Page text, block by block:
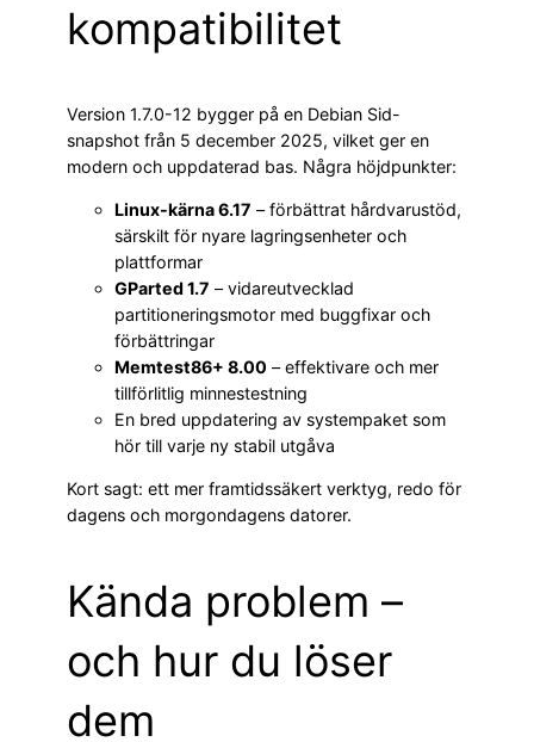
kompatibilitet
Version 1.7.0-12 bygger på en Debian Sid-
snapshot från 5 december 2025, vilket ger en
modern och uppdaterad bas. Några höjdpunkter:
Linux-kärna 6.17 – förbättrat hårdvarustöd,
särskilt för nyare lagringsenheter och
plattformar
GParted 1.7 – vidareutvecklad
partitioneringsmotor med buggfixar och
förbättringar
Memtest86+ 8.00 – effektivare och mer
tillförlitlig minnestestning
En bred uppdatering av systempaket som
hör till varje ny stabil utgåva
Kort sagt: ett mer framtidssäkert verktyg, redo för
dagens och morgondagens datorer.
Kända problem –
och hur du löser
dem